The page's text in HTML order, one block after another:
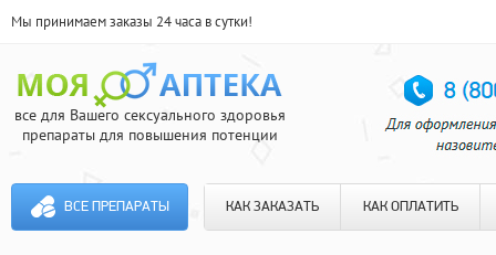
Мы принимаем заказы 24 часа в сутки!
все для Вашего сексуального здоровья
препараты для повышения потенции
ВСЕ ПРЕПАРАТЫ КАК ЗАКАЗАТЬ КАК ОПЛАТИТЬ